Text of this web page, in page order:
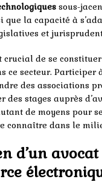
sous-
que la capacité à
et
crucial de se
ce secteur. Participer
des associations
des stages auprès
de moyens pour
connaître dans le
d’un